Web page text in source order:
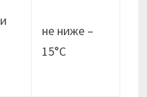
не ниже –
15°C